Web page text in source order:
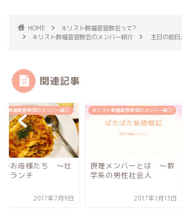
HOME
キリスト教福音宣教会って?
キリスト教福音宣教会のメンバー紹介
主日の前
関連記事
ト教福音宣教会のメンバー紹介
のお母様たち 〜壮
とランチ
2017年7月9日
キリスト教福音宣教会のメンバー紹介
摂理メンバーとは 〜数
学系の男性社会人
2017年1月13日